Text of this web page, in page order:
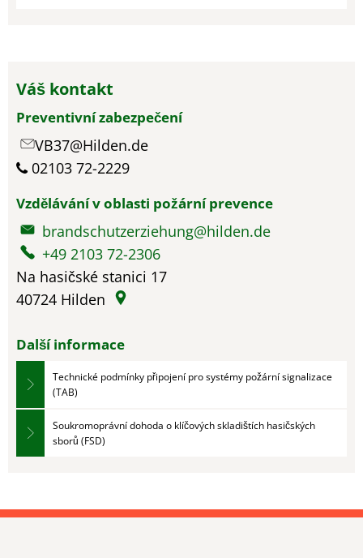
Váš kontakt
Preventivní zabezpečení
VB37@Hilden.de
02103 72-2229
Vzdělávání v oblasti požární prevence
brandschutzerziehung@hilden.de
+49 2103 72-2306
Na hasičské stanici 17
40724 Hilden
Další informace
Technické podmínky připojení pro systémy požární signalizace
(TAB)
Soukromoprávní dohoda o klíčových skladištích hasičských
sborů (FSD)